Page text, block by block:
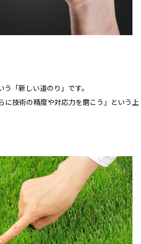
「新しい道のり」です。
に技術の精度や対応力を磨こう」という上